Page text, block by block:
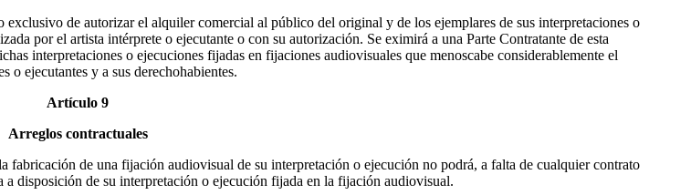
exclusivo de autorizar el alquiler comercial al público del original y de los ejemplares de sus interpretaciones o
por el artista intérprete o ejecutante o con su autorización. Se eximirá a una Parte Contratante de esta
interpretaciones o ejecuciones fijadas en fijaciones audiovisuales que menoscabe considerablemente el
o ejecutantes y a sus derechohabientes.
Artículo 9
Arreglos contractuales
fabricación de una fijación audiovisual de su interpretación o ejecución no podrá, a falta de cualquier contrato
disposición de su interpretación o ejecución fijada en la fijación audiovisual.